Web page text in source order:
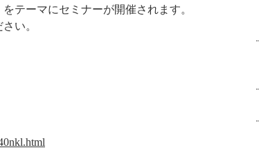
テーマにセミナーが開催されます。
い。